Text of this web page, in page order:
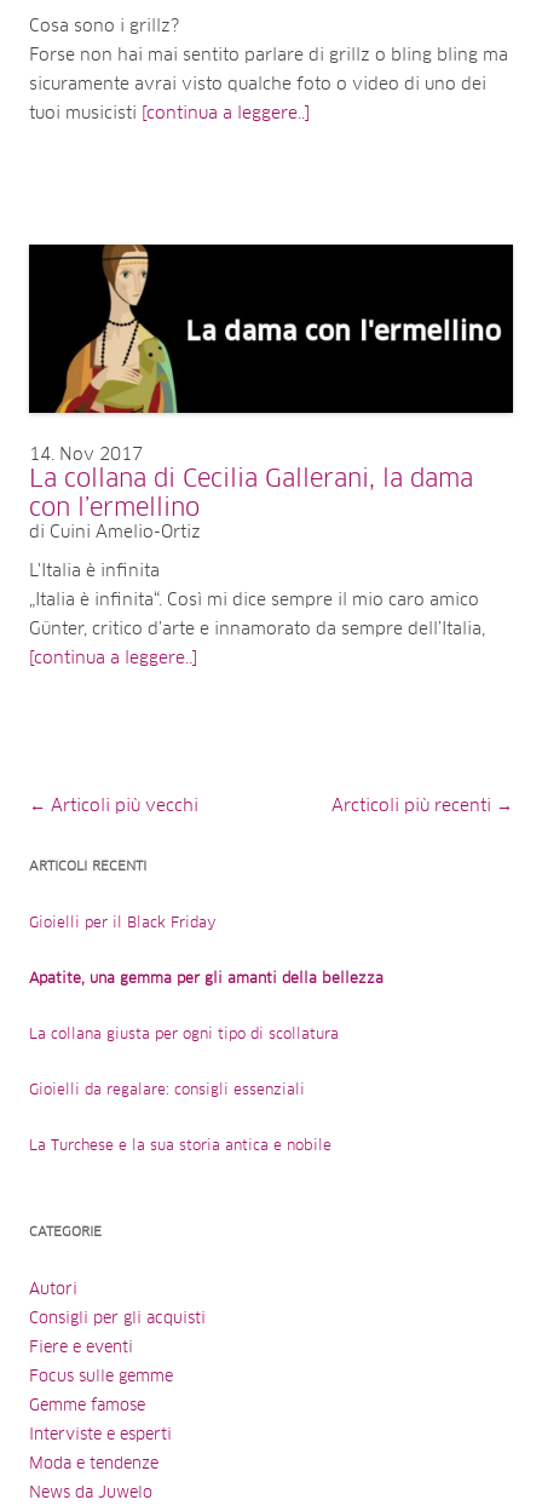
Cosa sono i grillz?
Forse non hai mai sentito parlare di grillz o bling bling ma
sicuramente avrai visto qualche foto o video di uno dei
tuoi musicisti
[continua a leggere..]
14 Nov 2017
La collana di Cecilia Gallerani, la dama
con l’ermellino
di Cuini Amelio-Ortiz
L'Italia è infinita
„Italia è infinita“. Così mi dice sempre il mio caro amico
Günter, critico d’arte e innamorato da sempre dell’Italia,
[continua a leggere..]
Navigazione dell’articolo
← Articoli più vecchi Arcticoli più recenti →
ARTICOLI RECENTI
Gioielli per il Black Friday
Apatite, una gemma per gli amanti della bellezza
La collana giusta per ogni tipo di scollatura
Gioielli da regalare: consigli essenziali
La Turchese e la sua storia antica e nobile
CATEGORIE
Autori
Consigli per gli acquisti
Fiere e eventi
Focus sulle gemme
Gemme famose
Interviste e esperti
Moda e tendenze
News da Juwelo